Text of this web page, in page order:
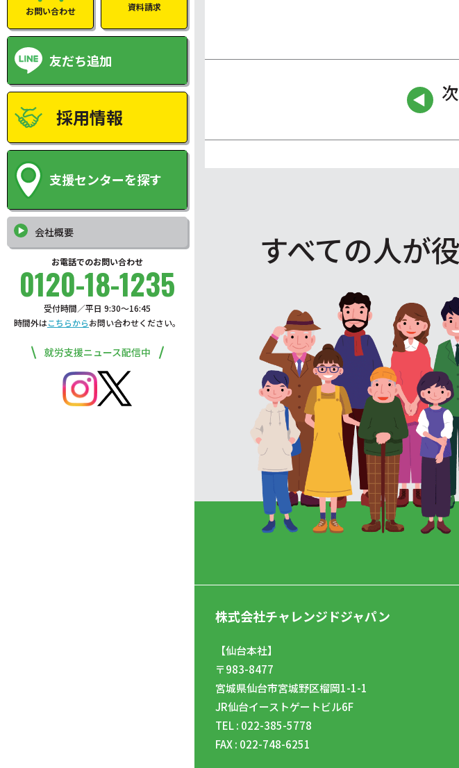
お問い合わせ 資料請求
友だち追加
採用情報
支援センターを探す
会社概要
お電話でのお問い合わせ
0120-18-1235
受付時間／平日 9:30〜16:45
時間外はこちらからお問い合わせください。
就労支援ニュース配信中
すべての人が
株式会社チャレンジドジャパン
【仙台本社】
〒983-8477
宮城県仙台市宮城野区榴岡1-1-1
JR仙台イーストゲートビル6F
TEL : 022-385-5778
FAX : 022-748-6251